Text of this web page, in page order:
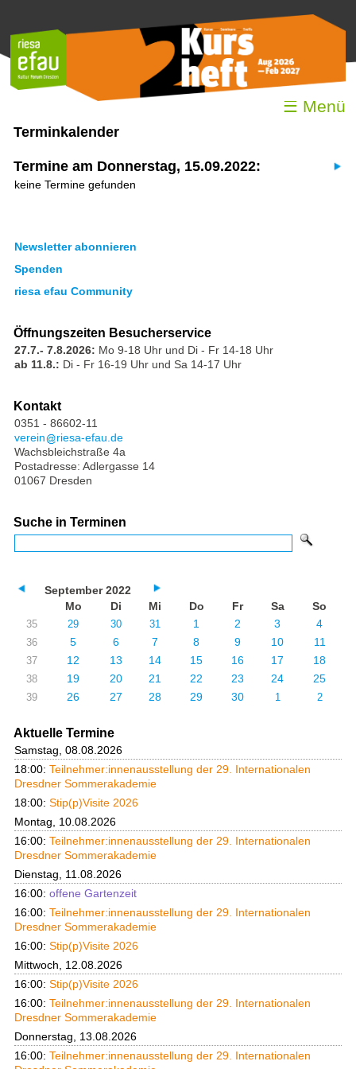
☰ Menü
Terminkalender
Termine am Donnerstag, 15.09.2022:
keine Termine gefunden
Newsletter abonnieren
Spenden
riesa efau Community
Öffnungszeiten Besucherservice
27.7.- 7.8.2026: Mo 9-18 Uhr und Di - Fr 14-18 Uhr
ab 11.8.: Di - Fr 16-19 Uhr und Sa 14-17 Uhr
Kontakt
0351 - 86602-11
verein
riesa-efau.de
Wachsbleichstraße 4a
Postadresse: Adlergasse 14
01067 Dresden
Suche in Terminen
September 2022
Mo
Di Mi Do Fr Sa So
35 29 30 31 1 2 3 4
36 5 6 7 8 9 10 11
37 12 13 14 15 16 17 18
38 19 20 21 22 23 24 25
39 26 27 28 29 30 1 2
Aktuelle Termine
Samstag, 08.08.2026
18:00: Teilnehmer:innenausstellung der 29. Internationalen
Dresdner Sommerakademie
18:00: Stip(p)Visite 2026
Montag, 10.08.2026
16:00: Teilnehmer:innenausstellung der 29. Internationalen
Dresdner Sommerakademie
Dienstag, 11.08.2026
16:00: offene Gartenzeit
16:00: Teilnehmer:innenausstellung der 29. Internationalen
Dresdner Sommerakademie
16:00: Stip(p)Visite 2026
Mittwoch, 12.08.2026
16:00: Stip(p)Visite 2026
16:00: Teilnehmer:innenausstellung der 29. Internationalen
Dresdner Sommerakademie
Donnerstag, 13.08.2026
16:00: Teilnehmer:innenausstellung der 29. Internationalen